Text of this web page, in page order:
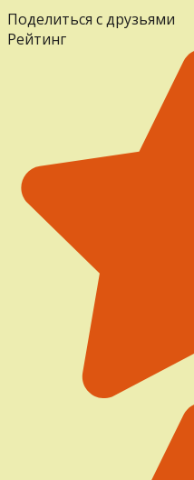
Поделиться с друзьями
Рейтинг